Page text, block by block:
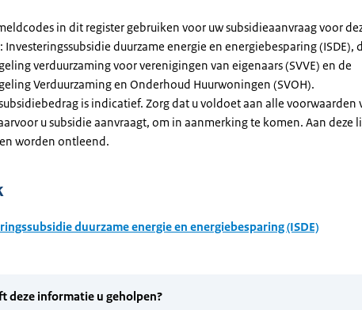
in dit register gebruiken voor uw subsidieaanvraag voor
Investeringssubsidie duurzame energie en energiebesparing (ISDE),
verduurzaming voor verenigingen van eigenaars (SVVE) en de
Verduurzaming en Onderhoud Huurwoningen (SVOH).
is indicatief. Zorg dat u voldoet aan alle voorwaarden
u subsidie aanvraagt, om in aanmerking te komen. Aan deze
worden ontleend.
duurzame energie en energiebesparing (ISDE)